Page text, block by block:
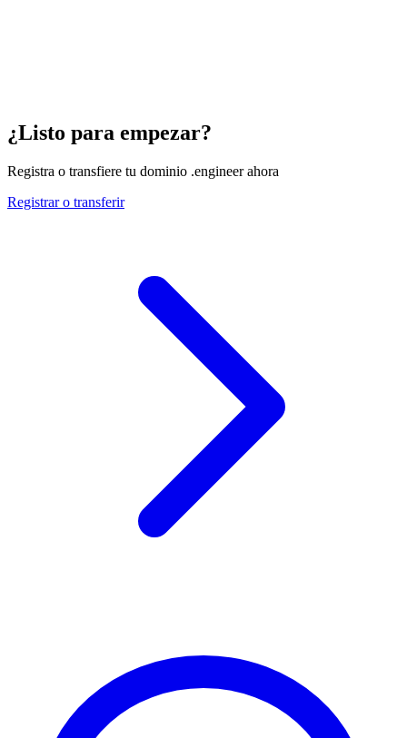
¿Listo para empezar?
Registra o transfiere tu dominio .engineer ahora
Registrar o transferir